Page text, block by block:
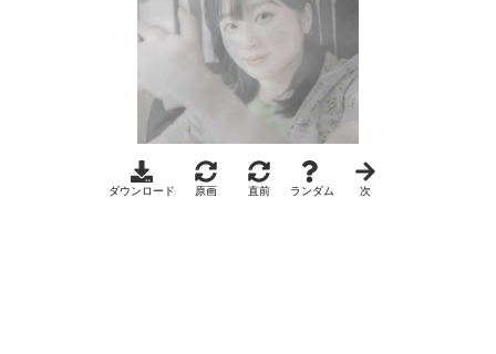
ダウンロード 原画 直前 ランダム 次